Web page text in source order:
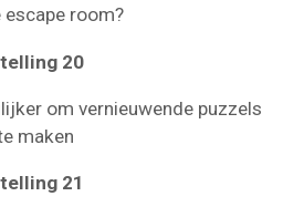
escape room?
20
om vernieuwende puzzels
maken
21